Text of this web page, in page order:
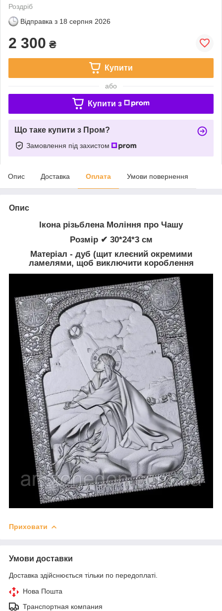
Роздріб
Відправка з 18 серпня 2026
2 300 ₴
Купити
або
Купити з
Що таке купити з Пром?
Замовлення під захистом
Опис Доставка Оплата Умови повернення
Опис
Ікона різьблена Моління про Чашу
Розмір ✔ 30*24*3 см
Матеріал - дуб (щит клеєний окремими
ламелями, щоб виключити короблення
Приховати
Умови доставки
Доставка здійснюється тільки по передоплаті.
Нова Пошта
Транспортная компания